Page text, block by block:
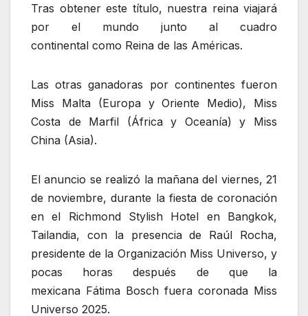
Tras obtener este título, nuestra reina viajará
por el mundo junto al cuadro
continental como Reina de las Américas.
Las otras ganadoras por continentes fueron
Miss Malta (Europa y Oriente Medio), Miss
Costa de Marfil (África y Oceanía) y Miss
China (Asia).
El anuncio se realizó la mañana del viernes, 21
de noviembre, durante la fiesta de coronación
en el Richmond Stylish Hotel en Bangkok,
Tailandia, con la presencia de Raúl Rocha,
presidente de la Organización Miss Universo, y
pocas horas después de que la
mexicana Fátima Bosch fuera coronada Miss
Universo 2025.